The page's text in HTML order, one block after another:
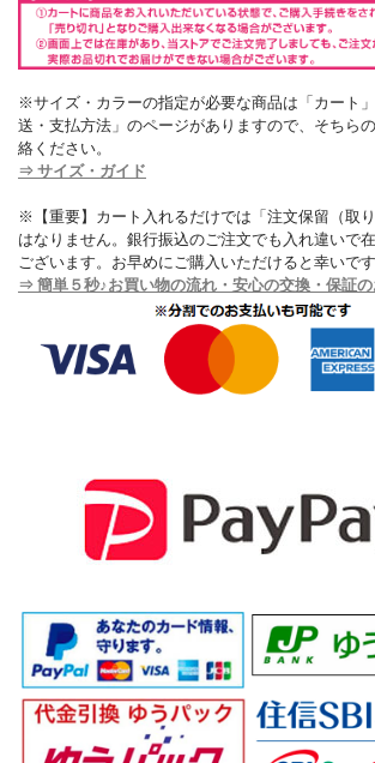
※サイズ・カラーの指定が必要な商品は「カート
送・支払方法」のページがありますので、そちら
絡ください。
⇒ サイズ・ガイド
※【重要】カート入れるだけでは「注文保留（取
はなりません。銀行振込のご注文でも入れ違いで
ございます。お早めにご購入いただけると幸いです
⇒ 簡単５秒♪お買い物の流れ・安心の交換・保証